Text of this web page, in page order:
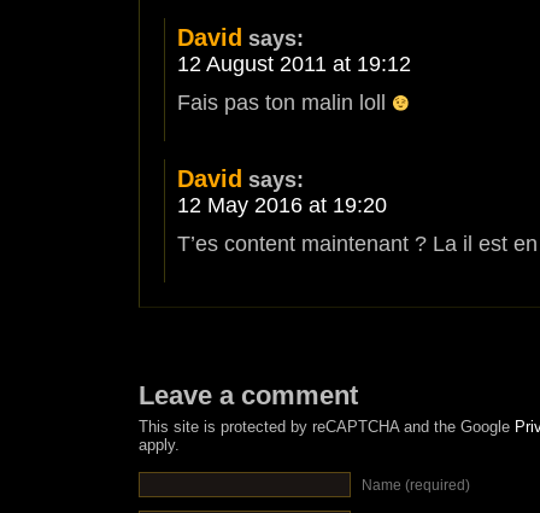
David says:
12 August 2011 at 19:12
Fais pas ton malin loll
David says:
12 May 2016 at 19:20
T’es content maintenant ? La il est
Leave a comment
This site is protected by reCAPTCHA and the Google
apply.
Name (required)